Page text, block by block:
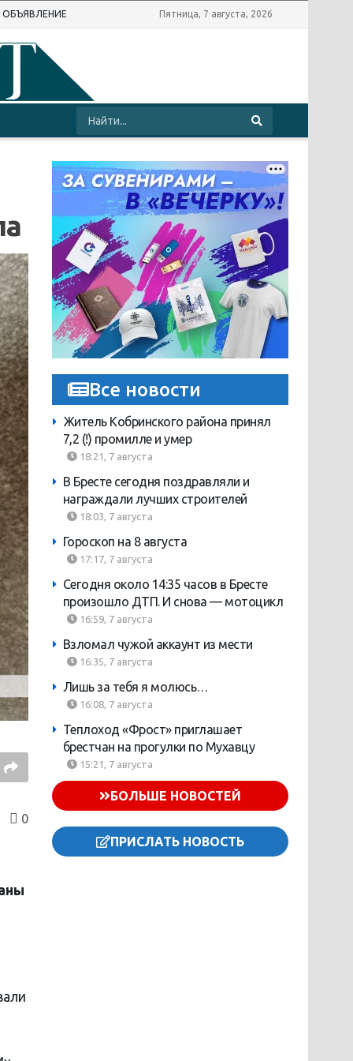
ОБЪЯВЛЕНИЕ Пятница, 7 августа, 2026
0
Все новости
Житель Кобринского района принял
7,2 (!) промилле и умер
18:21, 7 августа
В Бресте сегодня поздравляли и
награждали лучших строителей
18:03, 7 августа
Гороскоп на 8 августа
17:17, 7 августа
Сегодня около 14:35 часов в Бресте
произошло ДТП. И снова — мотоцикл
16:59, 7 августа
Взломал чужой аккаунт из мести
16:35, 7 августа
Лишь за тебя я молюсь…
16:08, 7 августа
Теплоход «Фрост» приглашает
брестчан на прогулки по Мухавцу
15:21, 7 августа
БОЛЬШЕ НОВОСТЕЙ
ПРИСЛАТЬ НОВОСТЬ